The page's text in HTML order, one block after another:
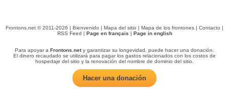
Frontons.net © 2011-2026 | Bienvenido | Mapa del sitio | Mapa de los frontones | Contacto |
RSS Feed | Page en français | Page in english
Para apoyar a Frontons.nety garantizar su longevidad, puede hacer una donación.
El dinero recaudado se utilizará para pagar los gastos relacionados con los costos de
hospedaje del sitio y la renovación del nombre de dominio del sitio.
Hacer una donación